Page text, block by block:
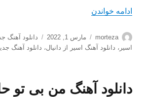
ادامه خواندن
نویسنده
morteza
ارسال
شده
مارس 1, 2022 دسته‌ها
دانلود آهنگ
اسیر ، دانلود آهنگ اسیر از دانیال، دانلود آهنگ
دانلود آهنگ من بی تو